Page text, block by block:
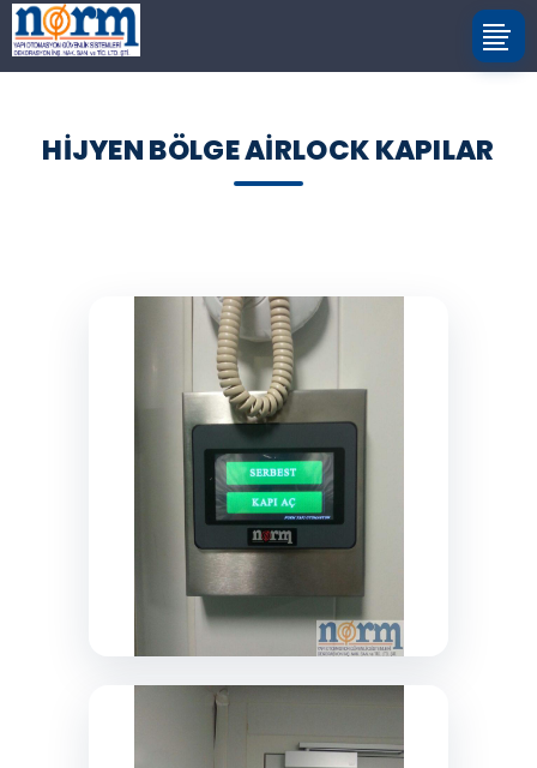
HIJYEN BÖLGE AIRLOCK KAPILAR